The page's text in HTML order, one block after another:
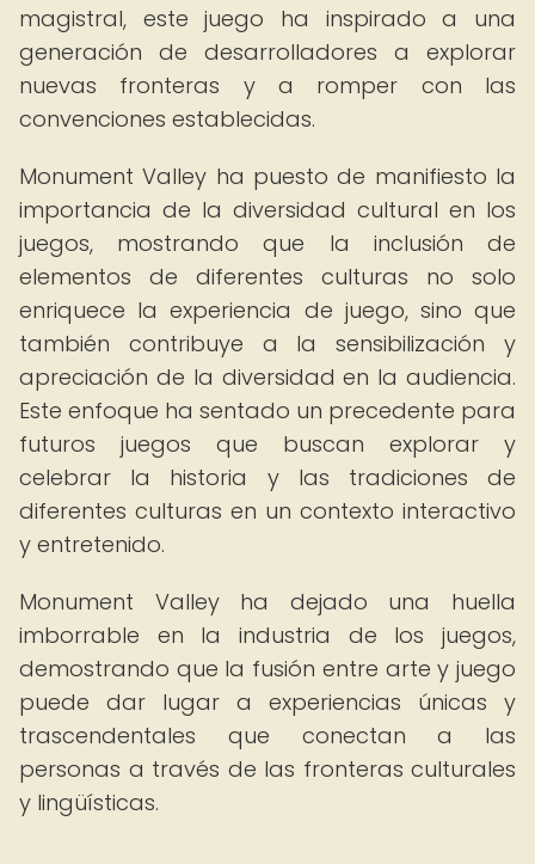
magistral, este juego ha inspirado a una
generación de desarrolladores a explorar
nuevas fronteras y a romper con las
convenciones establecidas.
Monument Valley ha puesto de manifiesto la
importancia de la diversidad cultural en los
juegos, mostrando que la inclusión de
elementos de diferentes culturas no solo
enriquece la experiencia de juego, sino que
también contribuye a la sensibilización y
apreciación de la diversidad en la audiencia.
Este enfoque ha sentado un precedente para
futuros juegos que buscan explorar y
celebrar la historia y las tradiciones de
diferentes culturas en un contexto interactivo
y entretenido.
Monument Valley ha dejado una huella
imborrable en la industria de los juegos,
demostrando que la fusión entre arte y juego
puede dar lugar a experiencias únicas y
trascendentales que conectan a las
personas a través de las fronteras culturales
y lingüísticas.